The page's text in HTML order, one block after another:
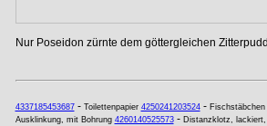
Nur Poseidon zürnte dem göttergleichen
4337185453687- Toilettenpapier 4250241203524- Fischstäbchen
Ausklinkung, mit Bohrung 4260140525573- Distanzklotz, lackiert,